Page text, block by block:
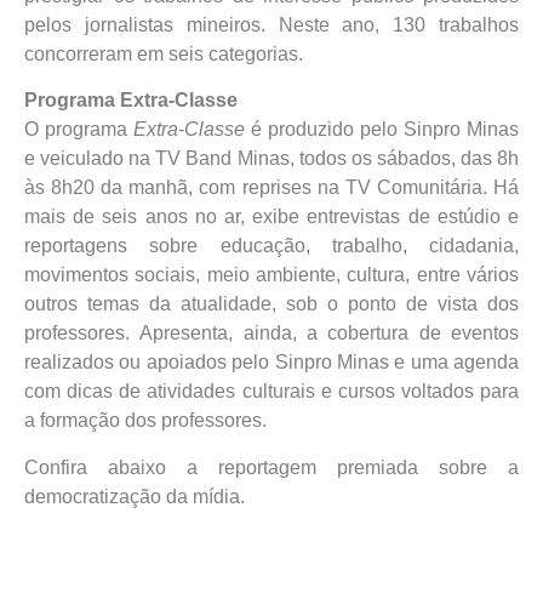
pelos jornalistas mineiros. Neste ano, 130 trabalhos
concorreram em seis categorias.
Programa Extra-Classe
O programa Extra-Classe é produzido pelo Sinpro Minas
e veiculado na TV Band Minas, todos os sábados, das 8h
às 8h20 da manhã, com reprises na TV Comunitária. Há
mais de seis anos no ar, exibe entrevistas de estúdio e
reportagens sobre educação, trabalho, cidadania,
movimentos sociais, meio ambiente, cultura, entre vários
outros temas da atualidade, sob o ponto de vista dos
professores. Apresenta, ainda, a cobertura de eventos
realizados ou apoiados pelo Sinpro Minas e uma agenda
com dicas de atividades culturais e cursos voltados para
a formação dos professores.
Confira abaixo a reportagem premiada sobre a
democratização da mídia.